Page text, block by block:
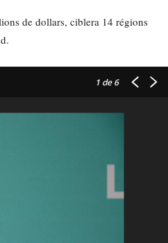
de dollars, ciblera 14 régions
1 de 6